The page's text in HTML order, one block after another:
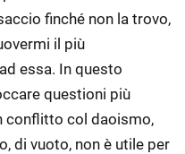
finché non la trovo,
il più
essa. In questo
questioni più
conflitto col daoismo,
di vuoto, non è utile per